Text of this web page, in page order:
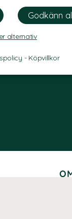
alternativ
- Köpvillkor